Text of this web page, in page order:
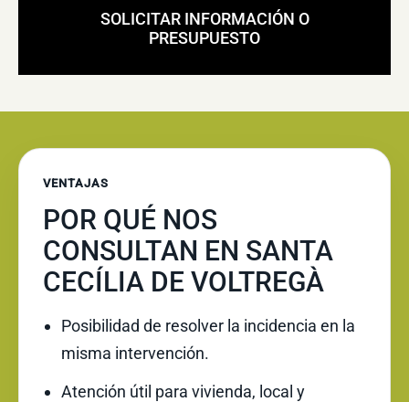
SOLICITAR INFORMACIÓN O
PRESUPUESTO
VENTAJAS
POR QUÉ NOS
CONSULTAN EN SANTA
CECÍLIA DE VOLTREGÀ
Posibilidad de resolver la incidencia en la
misma intervención.
Atención útil para vivienda, local y